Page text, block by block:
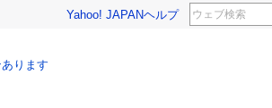
Yahoo! JAPANヘルプ
ります